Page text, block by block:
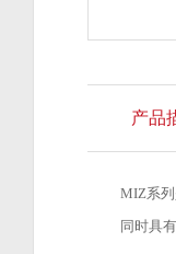
产品
MIZ系
同时具